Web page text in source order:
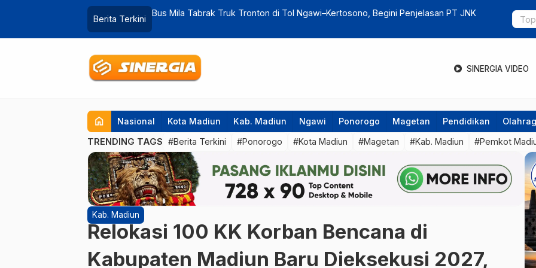
Berita Terkini
Dampak Efisiensi Anggaran, Wacana Pembangunan Caruban Sport Center Tertunda
Dari
SINERGIA VIDEO
home Nasional Kota Madiun Kab. Madiun Ngawi Ponorogo Magetan Pendidikan
TRENDING TAGS #Berita Terkini #Ponorogo #Kota Madiun #Magetan #Kab. Madiun #Pemkot
Kab. Madiun
Relokasi 100 KK Korban Bencana di
Kabupaten Madiun Baru Dieksekusi 2027,